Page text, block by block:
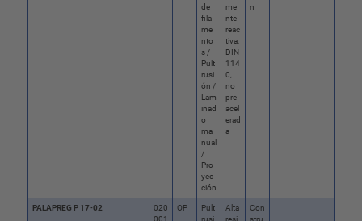
de
fila
me
nto
s /
Pult
rusi
ón /
Lam
inad
o
ma
nual
/
Pro
yec
ción
me
nte
reac
tiva,
DIN
114
0,
no
pre-
acel
erad
a
n
PALAPREG P 17-02
020
OP
Pult
Alta
Con